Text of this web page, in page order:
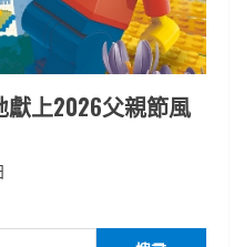
上2026父親節風